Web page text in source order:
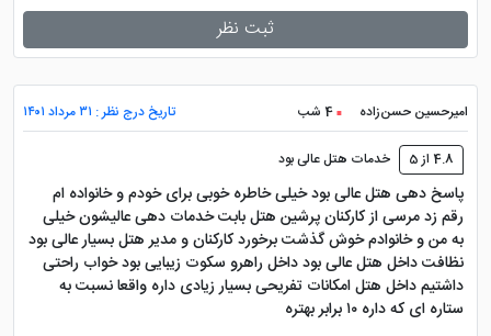
از جمله ویژگی های این هتل دبی، موقعیت مکانی آن می
باشد که درست در مقابل ایستگاه مترو صلاح الدین قرار
گرفته است. این ایستگاه مترو به جمیرا و مرکز خرید امارات
متصل می شود که دسترسی را برای مهمانان بسیار راحت
این هتل دبی واقع شده است.
پرشین هتل برای تور دبی و رزرو هتل خارجی، چه
خدماتی عرضه می کند؟
ثبت نظر
امیرحسین حسن‌زاده 4 شب تاریخ درج نظر : ۳۱ مرداد ۱۴۰۱
4.8 از 5 خدمات هتل عالی بود
پاسخ دهی هتل عالی بود خیلی خاطره خوبی برای خودم و خانواده ام
رقم زد مرسی از کارکنان پرشین هتل بابت خدمات دهی عالیشون خیلی
به من و خانوادم خوش گذشت برخورد کارکنان و مدیر هتل بسیار عالی بود
نظافت داخل هتل عالی بود داخل راهرو سکوت زیبایی بود خواب راحتی
داشتیم داخل هتل امکانات تفریحی بسیار زیادی داره واقعا نسبت به
ستاره ای که داره ۱۰ برابر بهتره